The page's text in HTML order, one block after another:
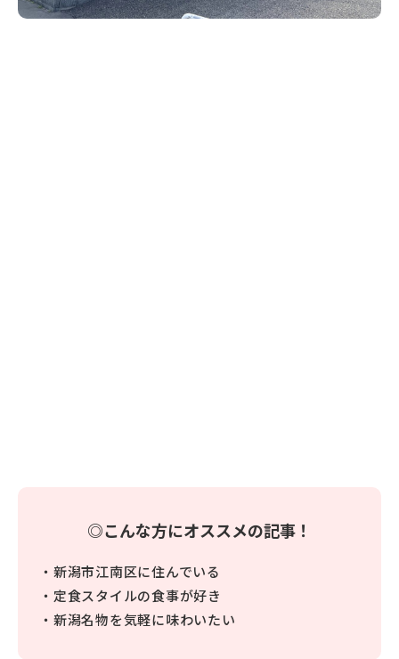
◎こんな方にオススメの記事！
・新潟市江南区に住んでいる
・定食スタイルの食事が好き
・新潟名物を気軽に味わいたい